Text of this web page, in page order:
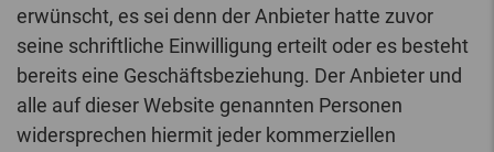
erwünscht, es sei denn der Anbieter hatte zuvor
seine schriftliche Einwilligung erteilt oder es besteht
bereits eine Geschäftsbeziehung. Der Anbieter und
alle auf dieser Website genannten Personen
widersprechen hiermit jeder kommerziellen